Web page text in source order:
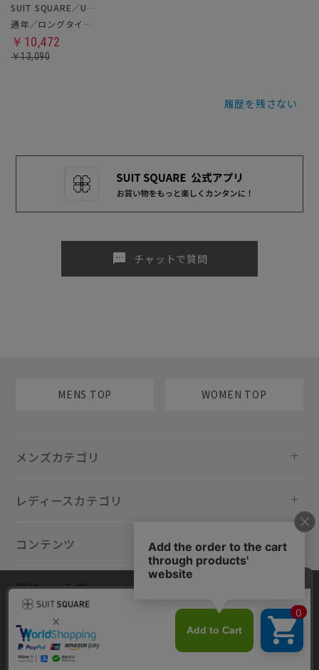
SUIT SQUARE／UNIVERSAL LANGUAGE／WHITE
通年／ロングタイトスカート
￥10,472
￥13,090
履歴を残さない
sms チャットで質問
MENS TOP WOMEN TOP
メンズカテゴリ
レディースカテゴリ
コンテンツ
規約・ヘルプ
当サイトでは利用体験の向上およびコンテンツの最適な提供、トラフィ
ックの分析を目的としてCookieを使用しています。サイトの閲覧を継続
された場合、Cookieの利用に同意したものといたします。詳細について
はプライバシーポリシー をご確認ください。